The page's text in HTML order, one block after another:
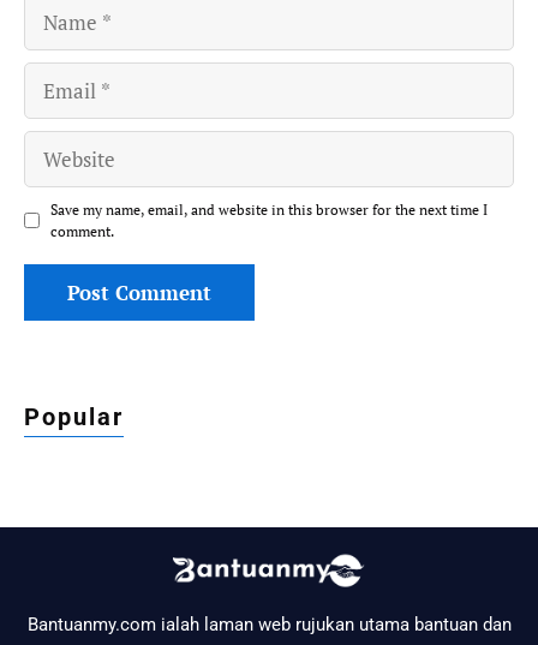
Website
Save my name, email, and website in this browser for the next time I
comment.
Popular
Bantuanmy.com ialah laman web rujukan utama bantuan dan